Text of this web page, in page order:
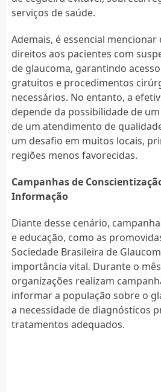
serviços de saúde.
Ademais, é essencial mencionar
direitos aos pacientes com
de glaucoma, garantindo
gratuitos e procedimentos
necessários. No entanto, a
depende da possibilidade de
de um atendimento de
um desafio em muitos locais,
regiões menos favorecidas.
Campanhas de
Informação
Diante desse cenário,
e educação, como as
Sociedade Brasileira de
importância vital. Durante o
organizações realizam
informar a população sobre o
a necessidade de diagnósticos
tratamentos adequados.